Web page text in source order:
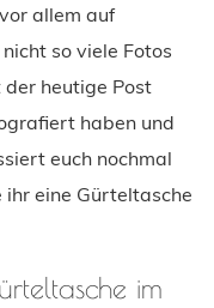
allem auf
so viele Fotos
heutige Post
haben und
euch nochmal
eine Gürteltasche
im